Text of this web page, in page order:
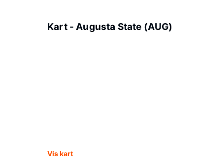
Kart - Augusta State (AUG)
Vis kart